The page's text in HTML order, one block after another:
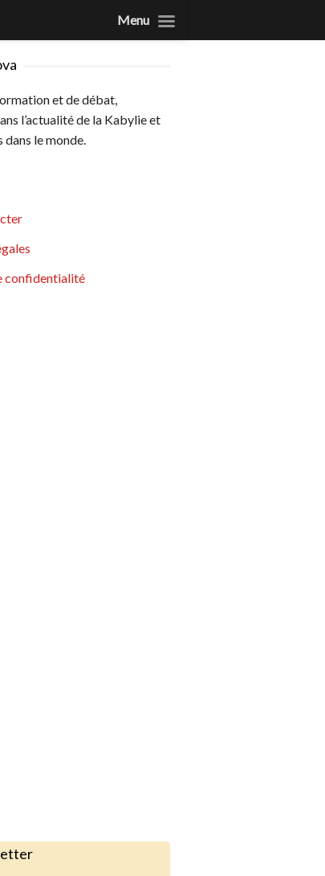
et de débat,
l’actualité de la Kabylie et
dans le monde.
confidentialité
Menu